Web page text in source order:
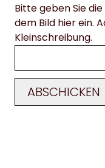
Bitte geben Sie
dem Bild hier ein.
Kleinschreibung.
ABSCHICKEN